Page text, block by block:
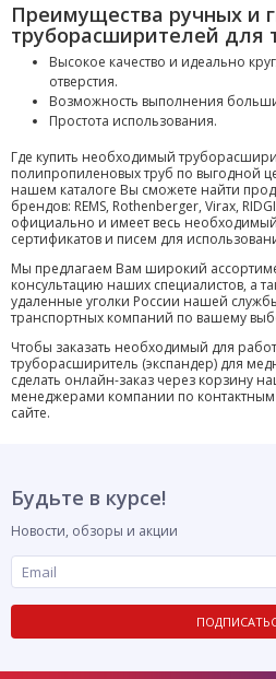
Преимущества ручных и
труборасширителей для
Высокое качество и идеально
отверстия.
Возможность выполнения
Простота использования.
Где купить необходимый
полипропиленовых труб по выгодной
нашем каталоге Вы сможете найти
брендов: REMS, Rothenberger, Virax,
официально и имеет весь
сертификатов и писем для
Мы предлагаем Вам широкий
консультацию наших специалистов, а
удаленные уголки России нашей
транспортных компаний по вашему
Чтобы заказать необходимый для
труборасширитель (экспандер) для
сделать онлайн-заказ через корзину
менеджерами компании по
сайте.
Будьте в курсе!
Новости, обзоры и акции